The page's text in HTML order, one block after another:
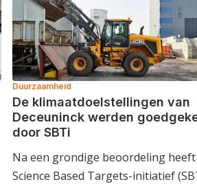
Duurzaamheid
De klimaatdoelstellingen van
Deceuninck werden
door SBTi
Na een grondige beoordeling
Science Based Targets-initiatief